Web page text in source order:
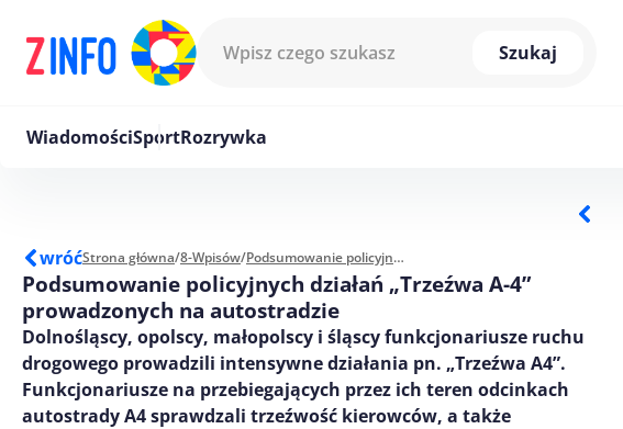
Szukaj
WiadomościSportRozrywka
wróćStrona główna/8-Wpisów/ Podsumowanie policyjnych działań „Trzeźwa A-4” prowadzonych na autostradzie
Podsumowanie policyjnych działań „Trzeźwa A-4”
prowadzonych na autostradzie
Dolnośląscy, opolscy, małopolscy i śląscy funkcjonariusze ruchu
drogowego prowadzili intensywne działania pn. „Trzeźwa A4”.
Funkcjonariusze na przebiegających przez ich teren odcinkach
autostrady A4 sprawdzali trzeźwość kierowców, a także